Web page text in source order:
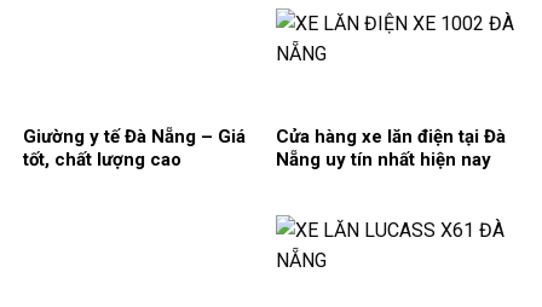
Giường y tế Đà Nẵng – Giá
tốt, chất lượng cao
Cửa hàng xe lăn điện tại Đà
Nẵng uy tín nhất hiện nay